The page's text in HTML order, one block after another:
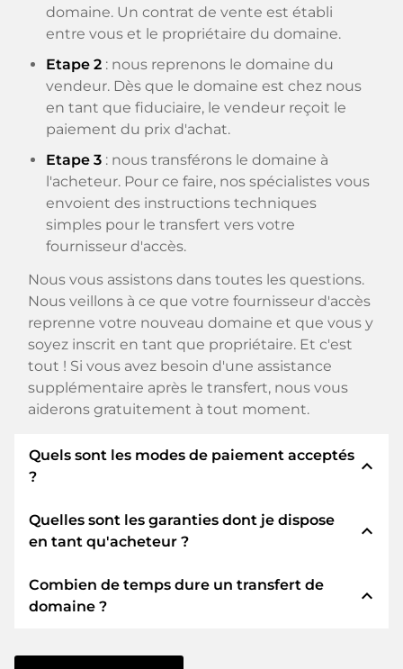
domaine. Un contrat de vente est établi
entre vous et le propriétaire du domaine.
Etape 2 : nous reprenons le domaine du
vendeur. Dès que le domaine est chez nous
en tant que fiduciaire, le vendeur reçoit le
paiement du prix d'achat.
Etape 3 : nous transférons le domaine à
l'acheteur. Pour ce faire, nos spécialistes vous
envoient des instructions techniques
simples pour le transfert vers votre
fournisseur d'accès.
Nous vous assistons dans toutes les questions.
Nous veillons à ce que votre fournisseur d'accès
reprenne votre nouveau domaine et que vous y
soyez inscrit en tant que propriétaire. Et c'est
tout ! Si vous avez besoin d'une assistance
supplémentaire après le transfert, nous vous
aiderons gratuitement à tout moment.
Quels sont les modes de paiement acceptés
?
expand_less
Nous utilisons SEPA comme paiement anticipé
et utilisons STRIPE comme prestataire de
paiement disponibles tels que : Cartes de crédit,
PayPal, Klarna, ApplePay, GooglePay, Alipay ou
Quelles sont les garanties dont je dispose
en tant qu'acheteur ?
expand_less
En tant qu'acheteur, nous vous garantissons
toujours les sécurités suivantes. Nous nous en
Combien de temps dure un transfert de
domaine ?
expand_less
Le transfert de domaine vers un nouveau